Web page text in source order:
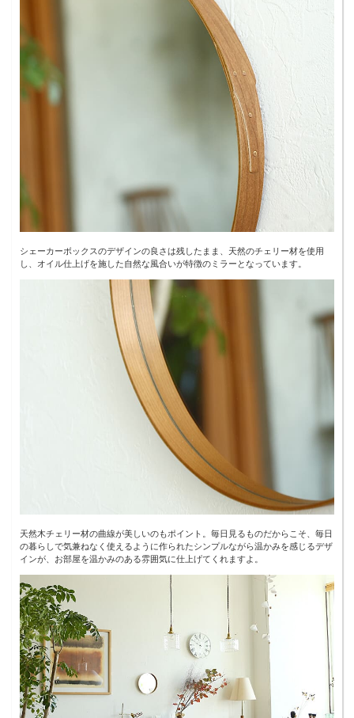
シェーカーボックスのデザインの良さは残したまま、天然のチェリー材を使用
し、オイル仕上げを施した自然な風合いが特徴のミラーとなっています。
天然木チェリー材の曲線が美しいのもポイント。毎日見るものだからこそ、毎日
の暮らしで気兼ねなく使えるように作られたシンプルながら温かみを感じるデザ
インが、お部屋を温かみのある雰囲気に仕上げてくれますよ。